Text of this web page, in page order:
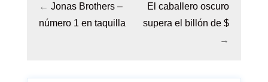
← Jonas Brothers –
número 1 en taquilla
El caballero oscuro
supera el billón de $
→